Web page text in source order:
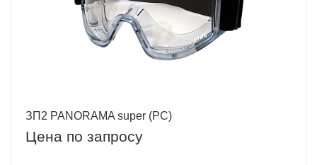
ЗП2 PANORAMA super (PC)
Цена по запросу